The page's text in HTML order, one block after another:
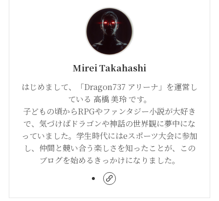
Mirei Takahashi
はじめまして、「Dragon737 アリーナ」を運営し
ている 高橋 美玲 です。
子どもの頃からRPGやファンタジー小説が大好き
で、気づけばドラゴンや神話の世界観に夢中にな
っていました。学生時代にはeスポーツ大会に参加
し、仲間と競い合う楽しさを知ったことが、この
ブログを始めるきっかけになりました。